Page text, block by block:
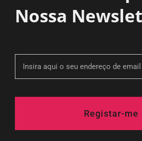
Nossa
Registar-me